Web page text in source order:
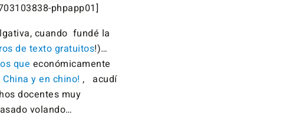
phpapp01]
cuando fundé la
de texto gratuitos!)…
que económicamente
y en chino! , acudí
docentes muy
volando…